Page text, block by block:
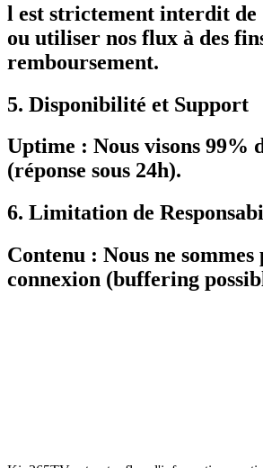
l est strictement interdit de
ou utiliser nos flux à des
remboursement.
5. Disponibilité et Support
Uptime : Nous visons 99%
(réponse sous 24h).
6. Limitation de
Contenu : Nous ne
connexion (buffering